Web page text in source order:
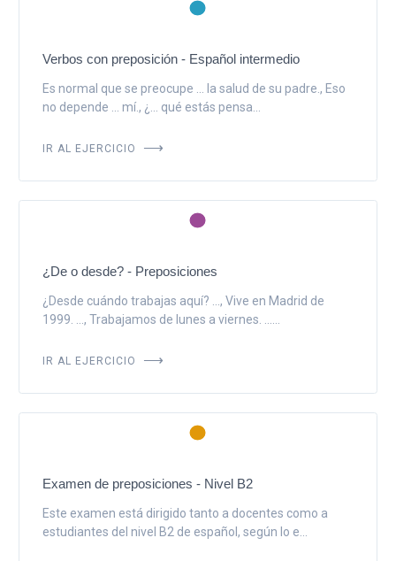
Verbos con preposición - Español intermedio
Es normal que se preocupe ... la salud de su padre., Eso
no depende ... mí., ¿... qué estás pensa...
IR AL EJERCICIO
¿De o desde? - Preposiciones
¿Desde cuándo trabajas aquí? ..., Vive en Madrid de
1999. ..., Trabajamos de lunes a viernes. ......
IR AL EJERCICIO
Examen de preposiciones - Nivel B2
Este examen está dirigido tanto a docentes como a
estudiantes del nivel B2 de español, según lo e...